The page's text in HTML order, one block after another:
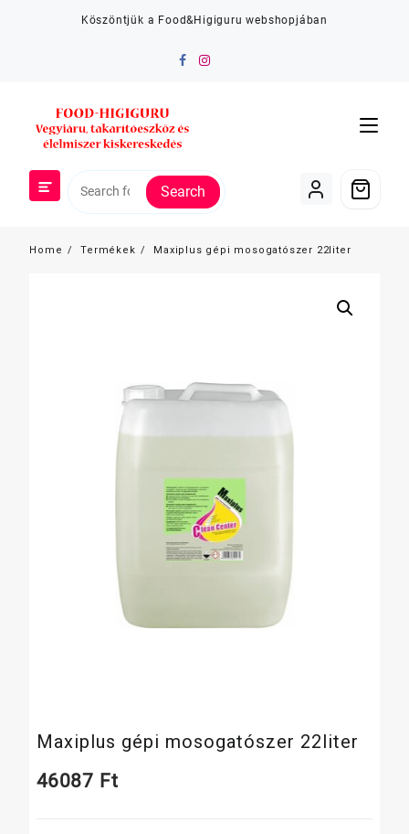
Köszöntjük a Food&Higiguru webshopjában
Search
Home Termékek Maxiplus gépi mosogatószer 22liter
Maxiplus gépi mosogatószer 22liter
46087 Ft